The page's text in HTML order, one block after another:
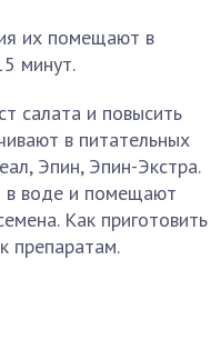
их помещают в
минут.
салата и повысить
в питательных
Эпин, Эпин-Экстра.
в воде и помещают
Как приготовить
препаратам.